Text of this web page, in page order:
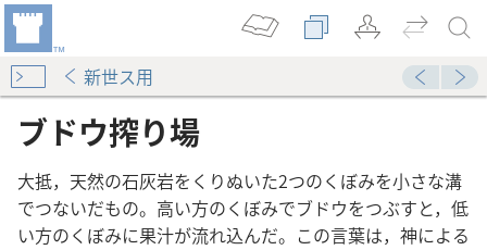
新世ス用
ブドウ搾り場
大抵，天然の石灰岩をくりぬいた2つのくぼみを小さな溝
でつないだもの。高い方のくぼみでブドウをつぶすと，低
い方のくぼみに果汁が流れ込んだ。この言葉は，神による